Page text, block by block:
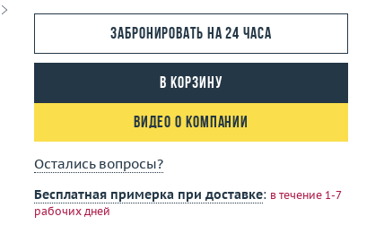
Забронировать на 24 часа
В корзину
Видео о компании
Остались вопросы?
Бесплатная примерка при доставке: в течение 1-7
рабочих дней